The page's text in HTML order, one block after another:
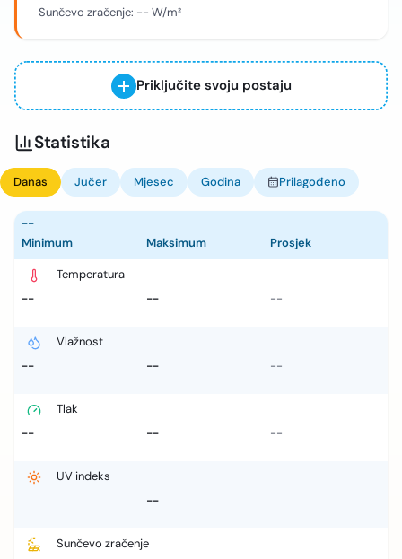
Sunčevo zračenje: -- W/m²
Priključite svoju postaju
Statistika
Danas Jučer Mjesec Godina Prilagođeno
--
Minimum
Maksimum Prosjek
Temperatura
--
-- --
Vlažnost
--
-- --
Tlak
--
-- --
UV indeks
--
Sunčevo zračenje